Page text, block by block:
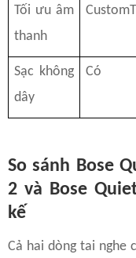
Tối ưu âm
thanh
Sạc không
dây
Có
So sánh Bose
2 và Bose
kế
Cả hai dòng tai nghe